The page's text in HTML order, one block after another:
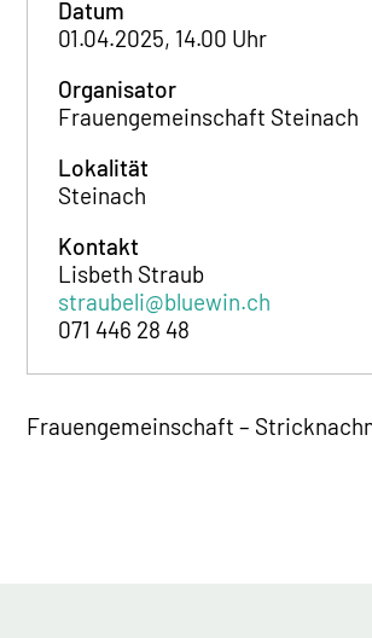
Datum
01.04.2025, 14.00 Uhr
Organisator
Frauengemeinschaft Steinach
Lokalität
Steinach
Kontakt
Lisbeth Straub
straubeli@bluewin.ch
071 446 28 48
Frauengemeinschaft –